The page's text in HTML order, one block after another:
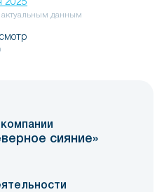
2025
актуальным данным
сияние»